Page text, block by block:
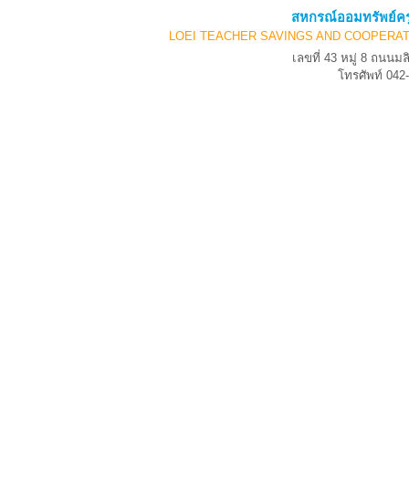
สหกรณ์ออมทรัพย์ค
LOEI TEACHER SAVINGS AND
เลขที่ 43 หมู่ 8 ถนนม
โทรศัพท์